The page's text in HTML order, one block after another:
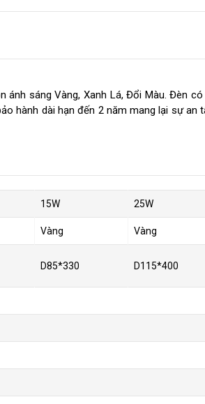
ánh sáng Vàng, Xanh Lá, Đổi Màu. Đèn
hành dài hạn đến 2 năm mang lại sự an
15W 25W
Vàng Vàng
D85*330 D115*400